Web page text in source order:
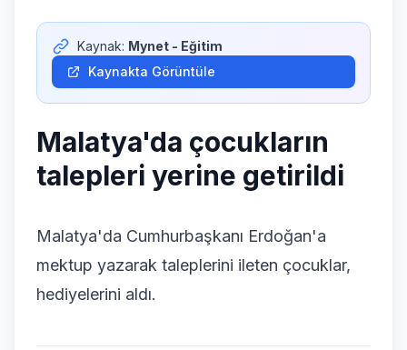
Giriş Yap
Kaynak: Mynet - Eğitim
Kaynakta Görüntüle
Malatya'da çocukların
talepleri yerine getirildi
Malatya'da Cumhurbaşkanı Erdoğan'a
mektup yazarak taleplerini ileten çocuklar,
hediyelerini aldı.